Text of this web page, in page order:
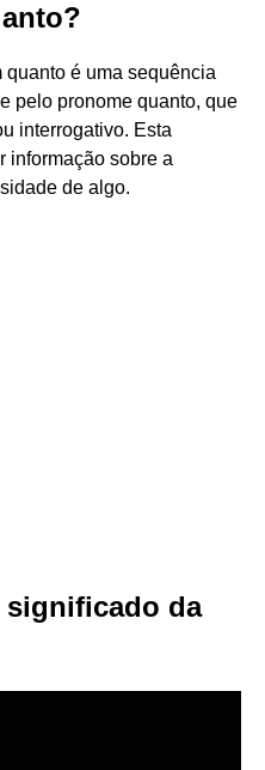
é uma sequência
pelo pronome quanto, que
interrogativo. Esta
informação sobre a
de algo.
significado da